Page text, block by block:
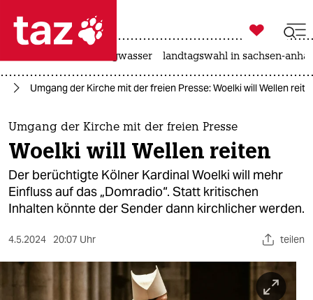
 taz zahl ich
taz zahl ich
themen
politik
öko
sport

taz zahl ich
niedrigwasser landtagswahl in sachsen-
Umgang der Kirche mit der freien Presse: Woelki will Wellen
Umgang der Kirche mit der freien Presse
Woelki will Wellen reiten
Der berüchtigte Kölner Kardinal Woelki will mehr
Einfluss auf das „Domradio“. Statt kritischen
Inhalten könnte der Sender dann kirchlicher werden.
4.5.2024 20:07 Uhr teilen